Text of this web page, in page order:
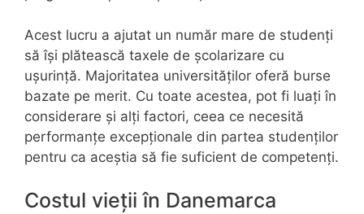
Acest lucru a ajutat un număr mare de studenți
să își plătească taxele de școlarizare cu
ușurință. Majoritatea universităților oferă burse
bazate pe merit. Cu toate acestea, pot fi luați în
considerare și alți factori, ceea ce necesită
performanțe excepționale din partea studenților
pentru ca aceștia să fie suficient de competenți.
Costul vieții în Danemarca